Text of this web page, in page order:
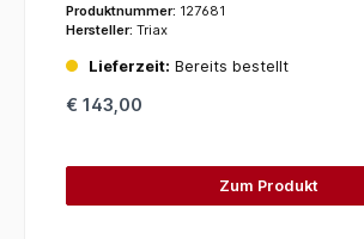
Produktnummer: 127681
Hersteller: Triax
Lieferzeit: Bereits bestellt
€ 143,00
Zum Produkt